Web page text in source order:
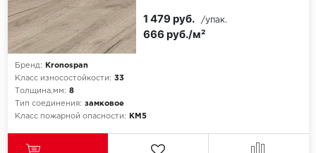
Бренд:
Kronospan
Класс износостойкости: 33
Толщина,мм: 8
Тип соединения: замковое
Класс пожарной опасности:
КМ5
666 руб./м²
1 479 руб. /упак.